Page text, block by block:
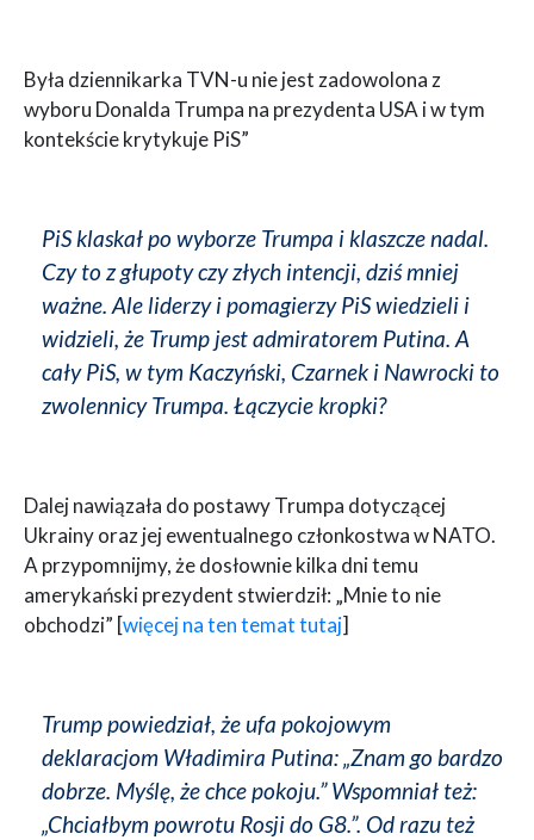
Była dziennikarka TVN-u nie jest zadowolona z
wyboru Donalda Trumpa na prezydenta USA i w tym
kontekście krytykuje PiS”
PiS klaskał po wyborze Trumpa i klaszcze nadal.
Czy to z głupoty czy złych intencji, dziś mniej
ważne. Ale liderzy i pomagierzy PiS wiedzieli i
widzieli, że Trump jest admiratorem Putina. A
cały PiS, w tym Kaczyński, Czarnek i Nawrocki to
zwolennicy Trumpa. Łączycie kropki?
Dalej nawiązała do postawy Trumpa dotyczącej
Ukrainy oraz jej ewentualnego członkostwa w NATO.
A przypomnijmy, że dosłownie kilka dni temu
amerykański prezydent stwierdził: „Mnie to nie
obchodzi” [więcej na ten temat tutaj]
Trump powiedział, że ufa pokojowym
deklaracjom Władimira Putina: „Znam go bardzo
dobrze. Myślę, że chce pokoju.” Wspomniał też:
„Chciałbym powrotu Rosji do G8.”. Od razu też